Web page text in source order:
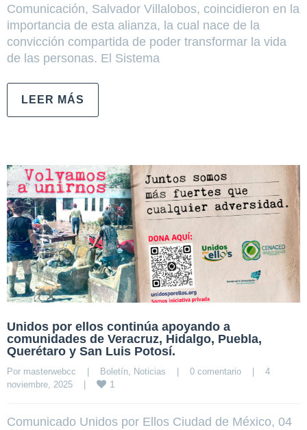
Comunicación, Salvador Villalobos, coincidieron en la
importancia de esta alianza, la cual nace de la
convicción compartida de poder transformar la vida
de las personas. El Sistema
LEER MÁS
Unidos por ellos continúa apoyando a
comunidades de Veracruz, Hidalgo, Puebla,
Querétaro y San Luis Potosí.
Por masterwebcc Boletín, Noticias 0 comentario
4
noviembre, 2025
1
Comunicado Unidos por Ellos Ciudad de México, 04